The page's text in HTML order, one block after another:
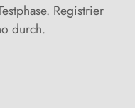
Registrier
durch.